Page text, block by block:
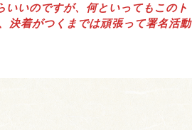
いのですが、何といってもこのト
決着がつくまでは頑張って署名活動